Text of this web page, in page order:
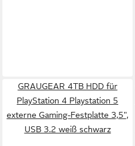
GRAUGEAR 4TB HDD für
PlayStation 4 Playstation 5
externe Gaming-Festplatte 3,5",
USB 3.2 weiß schwarz